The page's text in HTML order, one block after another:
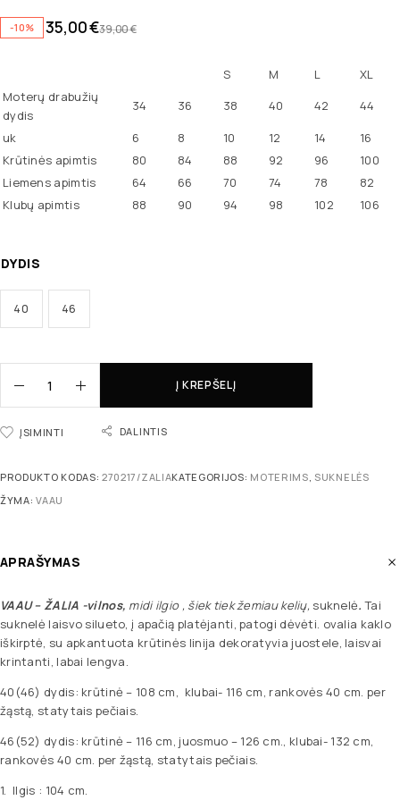
-10% 39,00€
35,00€
S M L
XL
Moterų drabužių
dydis
34 36 38 40 42
44
uk
6 8 10 12 14
16
Krūtinės apimtis
80 84 88 92 96
100
Liemens apimtis
64 66 70 74 78
82
Klubų apimtis
88 90 94 98 102 106
DYDIS
40 46
Į KREPŠELĮ
ĮSIMINTI DALINTIS
PRODUKTO KODAS: 270217/ZALIAKATEGORIJOS: MOTERIMS, SUKNELĖS
ŽYMA:VAAU
APRAŠYMAS
VAAU – ŽALIA -vilnos, midi ilgio , šiek tiek žemiau kelių, suknelė.Tai
suknelė laisvo silueto, į apačią platėjanti, patogi dėvėti. ovalia kaklo
iškirptė, su apkantuota krūtinės linija dekoratyvia juostele, laisvai
krintanti, labai lengva.
40(46) dydis: krūtinė – 108 cm, klubai- 116 cm, rankovės 40 cm. per
žąstą, statytais pečiais.
46(52) dydis: krūtinė – 116 cm, juosmuo – 126 cm., klubai- 132 cm,
rankovės 40 cm. per žąstą, statytais pečiais.
1. Ilgis : 104 cm.